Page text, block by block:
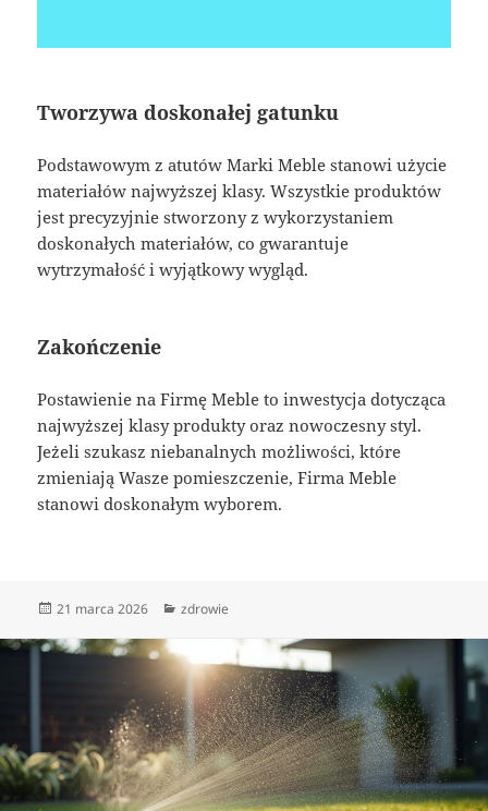
Tworzywa doskonałej gatunku
Podstawowym z atutów Marki Meble stanowi użycie
materiałów najwyższej klasy. Wszystkie produktów
jest precyzyjnie stworzony z wykorzystaniem
doskonałych materiałów, co gwarantuje
wytrzymałość i wyjątkowy wygląd.
Zakończenie
Postawienie na Firmę Meble to inwestycja dotycząca
najwyższej klasy produkty oraz nowoczesny styl.
Jeżeli szukasz niebanalnych możliwości, które
zmieniają Wasze pomieszczenie, Firma Meble
stanowi doskonałym wyborem.
Data
21 marca 2026 Kategorie
zdrowie